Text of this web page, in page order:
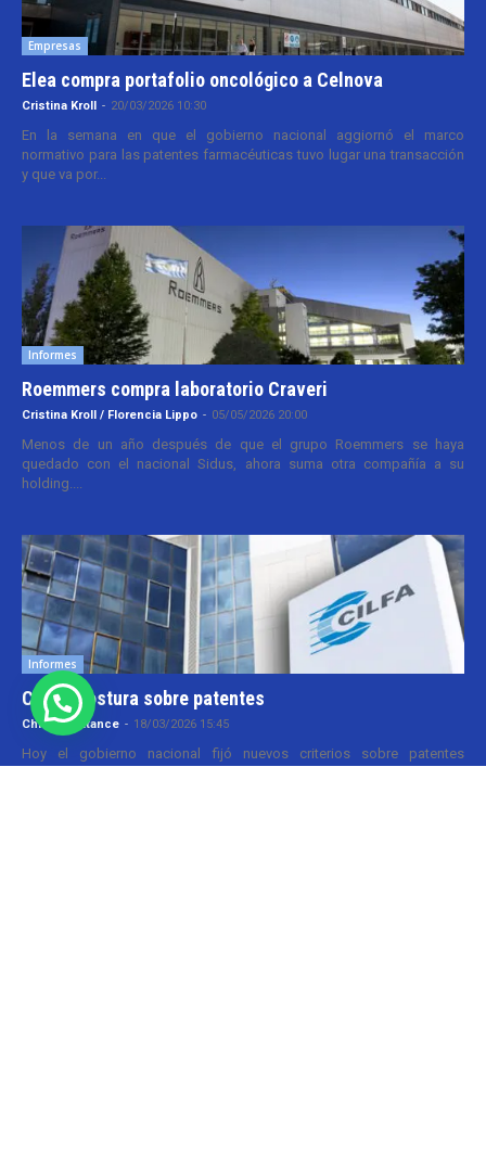
Empresas
Elea compra portafolio oncológico a Celnova
Cristina Kroll - 20/03/2026 10:30
En la semana en que el gobierno nacional aggiornó el marco
normativo para las patentes farmacéuticas tuvo lugar una transacción
y que va por...
Informes
Roemmers compra laboratorio Craveri
Cristina Kroll / Florencia Lippo - 05/05/2026 20:00
Menos de un año después de que el grupo Roemmers se haya
quedado con el nacional Sidus, ahora suma otra compañía a su
holding....
Informes
CILFA: postura sobre patentes
Christian Atance - 18/03/2026 15:45
Hoy el gobierno nacional fijó nuevos criterios sobre patentes